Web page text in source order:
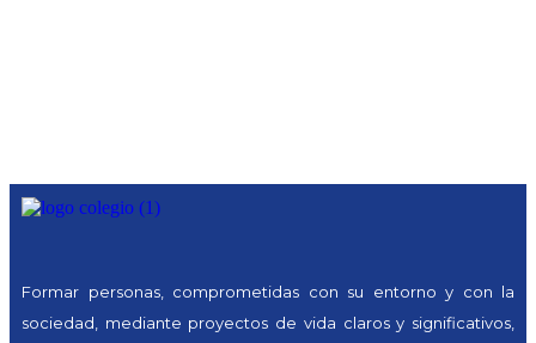
Formar personas, comprometidas con su entorno y con la
sociedad, mediante proyectos de vida claros y significativos,